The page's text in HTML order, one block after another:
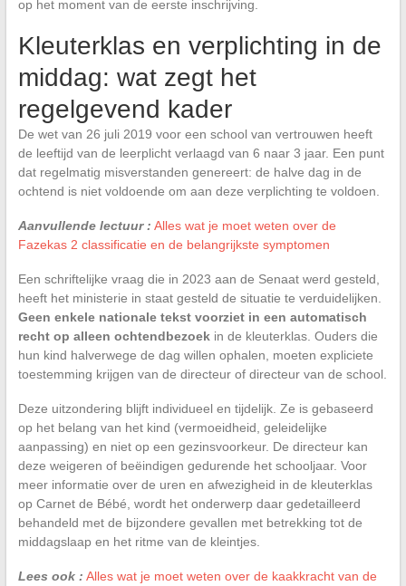
op het moment van de eerste inschrijving.
Kleuterklas en verplichting in de
middag: wat zegt het
regelgevend kader
De wet van 26 juli 2019 voor een school van vertrouwen heeft
de leeftijd van de leerplicht verlaagd van 6 naar 3 jaar. Een punt
dat regelmatig misverstanden genereert: de halve dag in de
ochtend is niet voldoende om aan deze verplichting te voldoen.
Aanvullende lectuur : Alles wat je moet weten over de
Fazekas 2 classificatie en de belangrijkste symptomen
Een schriftelijke vraag die in 2023 aan de Senaat werd gesteld,
heeft het ministerie in staat gesteld de situatie te verduidelijken.
Geen enkele nationale tekst voorziet in een automatisch
recht op alleen ochtendbezoekin de kleuterklas. Ouders die
hun kind halverwege de dag willen ophalen, moeten expliciete
toestemming krijgen van de directeur of directeur van de school.
Deze uitzondering blijft individueel en tijdelijk. Ze is gebaseerd
op het belang van het kind (vermoeidheid, geleidelijke
aanpassing) en niet op een gezinsvoorkeur. De directeur kan
deze weigeren of beëindigen gedurende het schooljaar. Voor
meer informatie over de uren en afwezigheid in de kleuterklas
op Carnet de Bébé, wordt het onderwerp daar gedetailleerd
behandeld met de bijzondere gevallen met betrekking tot de
middagslaap en het ritme van de kleintjes.
Lees ook : Alles wat je moet weten over de kaakkracht van de